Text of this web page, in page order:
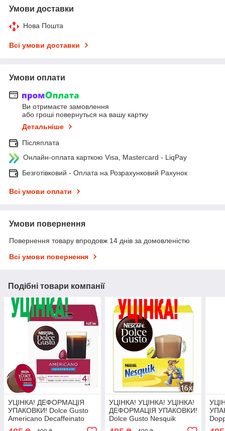
Умови доставки
Нова Пошта
Всі умови доставки
Умови оплати
Ви отримаєте замовлення
або гроші повернуться на вашу картку
Детальніше
Післяплата
Онлайн-оплата карткою Visa, Mastercard - LiqPay
Безготівковий - Оплата на Розрахунковий Рахунок
Всі умови оплати
Умови повернення
Повернення товару впродовж 14 днів за домовленістю
Всі умови повернення
Подібні товари компанії
УЦІНКА! ДЕФОРМАЦІЯ
УПАКОВКИ! Dolce Gusto
Americano Decaffeinato
УЦІНКА! УЦІНКА! УЦІНКА!
ДЕФОРМАЦІЯ УПАКОВКИ!
Dolce Gusto Nesquik